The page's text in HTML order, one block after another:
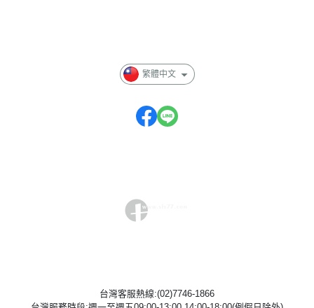
台灣客服熱線:(02)7746-1866
繁體中文